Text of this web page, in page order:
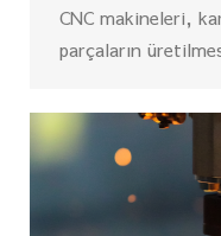
CNC makineleri,
parçaların